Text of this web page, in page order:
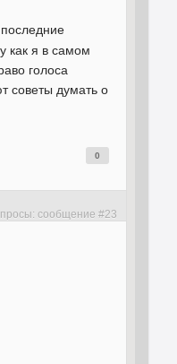
последние
как я в самом
голоса
советы думать о
0